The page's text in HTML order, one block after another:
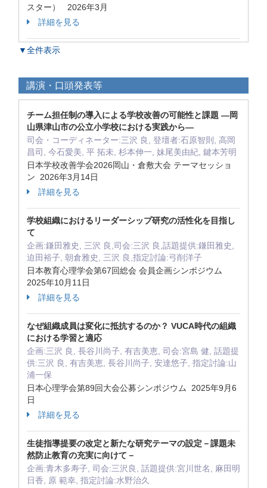
スター） 2026年3月
詳細を見る
▼全件表示
講演・口頭発表等
チーム担任制の導入による学校改善の可能性と課題 ―岡
山県津山市の公立小学校における実践から―
司会・コーディネーター:三沢 良, 登壇者:石原智則, 高岡
昌司, 今石愛美, 平 拓未, 杉本伸一, 妹尾美由紀, 鍵本芳明
日本学校改善学会2026岡山・倉敷大会 テーマセッショ
ン 2026年3月14日
詳細を見る
学校組織におけるリーダーシップ研究の活性化を目指し
て
企画:鎌田雅史, 三沢 良,司会:三沢 良,話題提供:鎌田雅史,
迫田裕子, 朝倉雅史, 三沢 良,指定討論:弓削洋子
日本教育心理学会第67回総会 会員企画シンポジウム
2025年10月11日
詳細を見る
なぜ組織成員は変化に抵抗するのか？ VUCA時代の組織
における学習と適応
企画:三沢 良, 長谷川尚子, 有吉美恵, 司会:宮島 健, 話題提
供:三沢 良, 有吉美恵, 長谷川尚子, 安達悠子, 指定討論:山
浦一保
日本心理学会第89回大会公募シンポジウム 2025年9月6
日
詳細を見る
生徒指導提要の改定と新たな研究テーマの設定－課題未
然防止教育の充実に向けて－
企画:青木多寿子, 司会:三沢良, 話題提供:宮川世名, 麻田明
日香, 原 範幸, 指定討論:水野治久